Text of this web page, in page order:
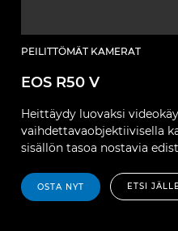
PEILITTÖMÄT KAMERAT
EOS R50 V
Heittäydy luovaksi
vaihdettavaobjektiivisella
sisällön tasoa nostavia
OSTA NYT ETSI